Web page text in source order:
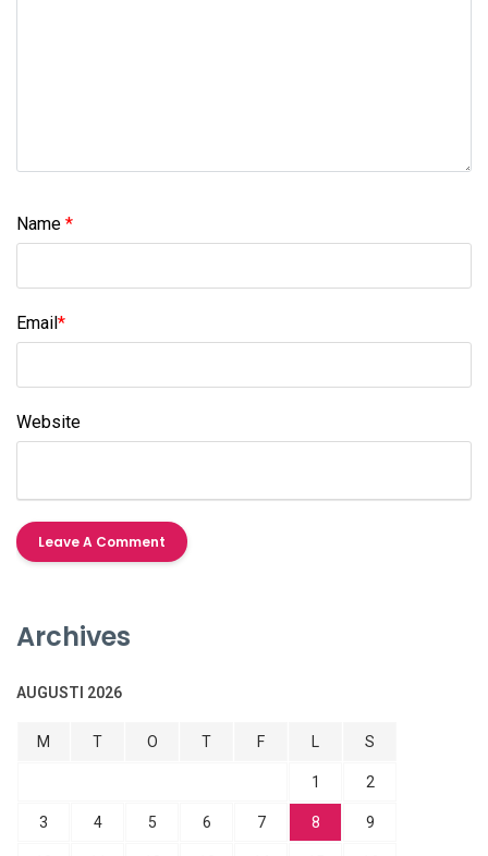
Name *
Email *
Website
Archives
AUGUSTI 2026
M T O T F S
1 2
3 4 5 6 7 8 9